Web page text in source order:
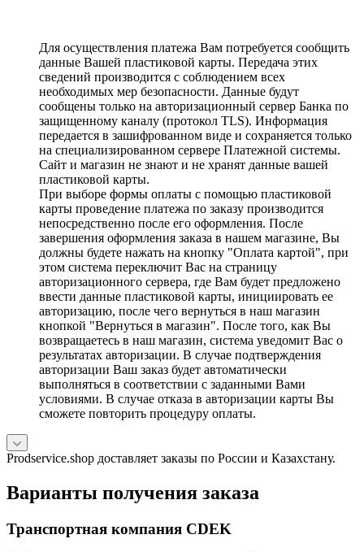
Для осуществления платежа Вам потребуется сообщить
данные Вашей пластиковой карты. Передача этих
сведений производится с соблюдением всех
необходимых мер безопасности. Данные будут
сообщены только на авторизационный сервер Банка по
защищенному каналу (протокол TLS). Информация
передается в зашифрованном виде и сохраняется только
на специализированном сервере Платежной системы.
Сайт и магазин не знают и не хранят данные вашей
пластиковой карты.
При выборе формы оплаты с помощью пластиковой
карты проведение платежа по заказу производится
непосредственно после его оформления. После
завершения оформления заказа в нашем магазине, Вы
должны будете нажать на кнопку "Оплата картой", при
этом система переключит Вас на страницу
авторизационного сервера, где Вам будет предложено
ввести данные пластиковой карты, инициировать ее
авторизацию, после чего вернуться в наш магазин
кнопкой "Вернуться в магазин". После того, как Вы
возвращаетесь в наш магазин, система уведомит Вас о
результатах авторизации. В случае подтверждения
авторизации Ваш заказ будет автоматически
выполняться в соответствии с заданными Вами
условиями. В случае отказа в авторизации карты Вы
сможете повторить процедуру оплаты.
Prodservice.shop доставляет заказы по России и Казахстану.
Варианты получения заказа
Транспортная компания CDEK